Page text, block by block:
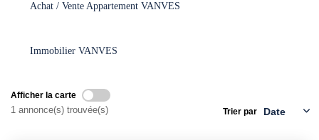
Achat / Vente Appartement VANVES
Immobilier VANVES
Afficher la carte
1 annonce(s) trouvée(s) Trier par